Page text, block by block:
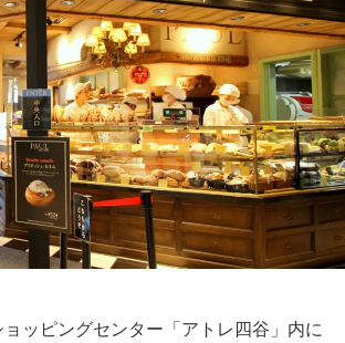
ッピングセンター「アトレ四谷」内に